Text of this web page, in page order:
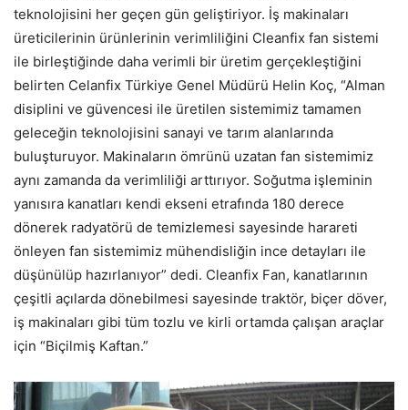
teknolojisini her geçen gün geliştiriyor. İş makinaları
üreticilerinin ürünlerinin verimliliğini Cleanfix fan sistemi
ile birleştiğinde daha verimli bir üretim gerçekleştiğini
belirten Celanfix Türkiye Genel Müdürü Helin Koç, “Alman
disiplini ve güvencesi ile üretilen sistemimiz tamamen
geleceğin teknolojisini sanayi ve tarım alanlarında
buluşturuyor. Makinaların ömrünü uzatan fan sistemimiz
aynı zamanda da verimliliği arttırıyor. Soğutma işleminin
yanısıra kanatları kendi ekseni etrafında 180 derece
dönerek radyatörü de temizlemesi sayesinde harareti
önleyen fan sistemimiz mühendisliğin ince detayları ile
düşünülüp hazırlanıyor” dedi. Cleanfix Fan, kanatlarının
çeşitli açılarda dönebilmesi sayesinde traktör, biçer döver,
iş makinaları gibi tüm tozlu ve kirli ortamda çalışan araçlar
için “Biçilmiş Kaftan.”